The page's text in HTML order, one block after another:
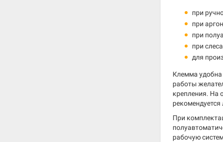
при
при
при
при
для
Клемма удобна
работы
крепления. На
При
рабочую